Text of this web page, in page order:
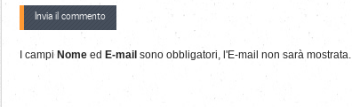
I campi Nome ed E-mail sono obbligatori, l'E-mail non sarà mostrata.